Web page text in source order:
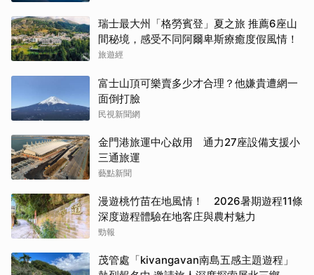
瑞士最大州「格勞賓登」夏之旅 推薦6座山
間秘境，感受不同阿爾卑斯療癒度假風情！
旅遊經
富士山頂可樂賣多少才合理？他嫌貴遭網一
面倒打臉
民視新聞網
金門港旅運中心啟用 通力27座設備支援小
三通旅運
藝點新聞
漫遊桃竹苗在地風情！ 2026暑期遊程11條
深度遊程體驗在地客庄與農村魅力
勁報
茂管處「kivangavan南島五感主題遊程」